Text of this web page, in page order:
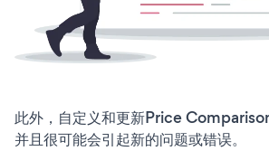
此外，自定义和更新Price
并且很可能会引起新的问题或错误。